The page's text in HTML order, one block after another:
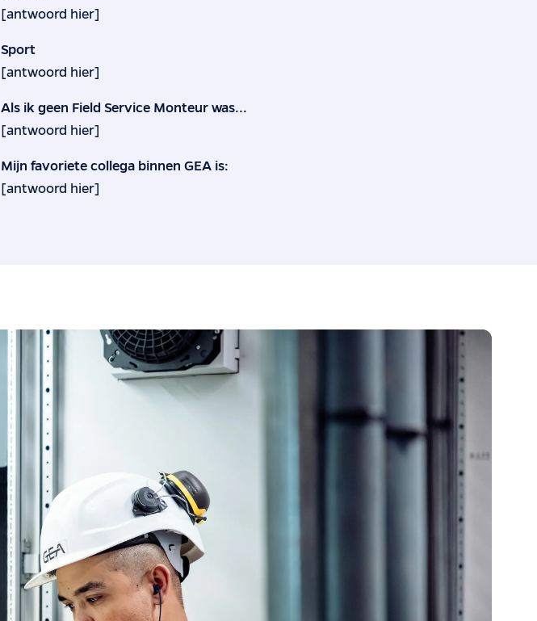
[antwoord hier]
Sport
[antwoord hier]
Als ik geen Field Service Monteur was...
[antwoord hier]
Mijn favoriete collega binnen GEA is:
[antwoord hier]